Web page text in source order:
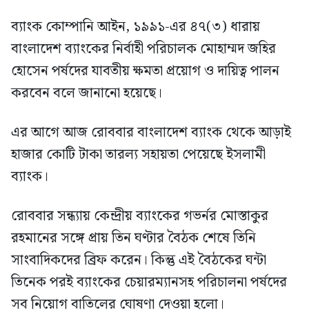
ব্যাংক কোম্পানি আইন, ১৯৯১-এর ৪৭(৩) ধারায়
বাংলাদেশ ব্যাংকের নির্বাহী পরিচালক মোহাম্মদ জহির
হোসেন পর্ষদের যাবতীয় ক্ষমতা প্রয়োগ ও দায়িত্ব পালন
করবেন বলে জানানো হয়েছে।
এর আগে আজ রোববার বাংলাদেশ ব্যাংক থেকে আড়াই
হাজার কোটি টাকা তারল্য সহায়তা পেয়েছে ইসলামী
ব্যাংক।
রোববার সন্ধ্যায় কেন্দ্রীয় ব্যাংকের গভর্নর মোস্তাকুর
রহমানের সঙ্গে প্রায় তিন ঘণ্টার বৈঠক শেষে তিনি
সাংবাদিকদের ব্রিফ করেন। কিন্তু এই বৈঠকের ঘন্টা
তিনেক পরই ব্যাংকের চেয়ারম্যানসহ পরিচালনা পর্ষদের
সব নিয়োগ বাতিলের ঘোষণা দেওয়া হলো।